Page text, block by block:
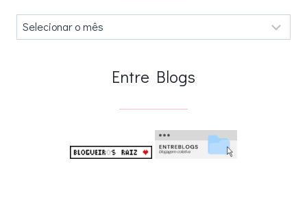
Arquivos
Entre Blogs